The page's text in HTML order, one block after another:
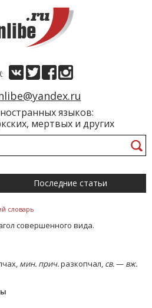
языков:
мертвых и других
Последние статьи
словарь
совершенного вида.
мин. прич.разкопчал, св.— вж.